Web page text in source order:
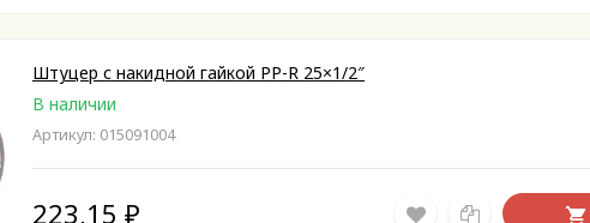
Штуцер с накидной гайкой PP-R 25×1/2″
В наличии
Артикул: 015091004
223,15 ₽